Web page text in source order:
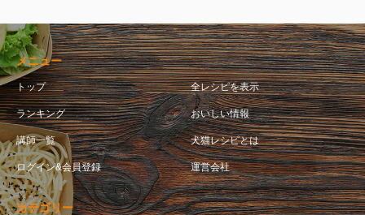
メニュー
トップ 全レシピを表示
ランキング おいしい情報
講師一覧 犬猫レシピとは
ログイン&会員登録 運営会社
カテゴリー